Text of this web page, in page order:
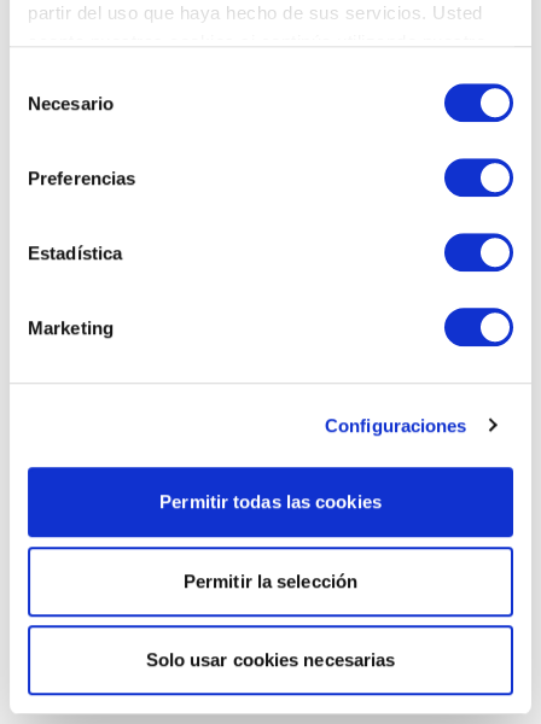
partir del uso que haya hecho de sus servicios. Usted
Necesario
Preferencias
Estadística
Marketing
Configuraciones
Permitir todas las cookies
Permitir la selección
Solo usar cookies necesarias